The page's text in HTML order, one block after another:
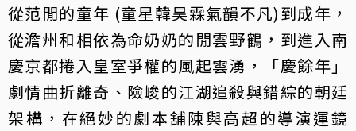
從范閒的童年 (童星韓昊霖氣韻不凡)到成年，
從澹州和相依為命奶奶的閒雲野鶴，到進入南
慶京都捲入皇室爭權的風起雲湧，「慶餘年」
劇情曲折離奇、險峻的江湖追殺與錯綜的朝廷
架構，在絕妙的劇本舖陳與高超的導演運鏡